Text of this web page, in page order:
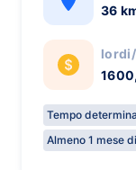
36
Tempo
Almeno 1 mese